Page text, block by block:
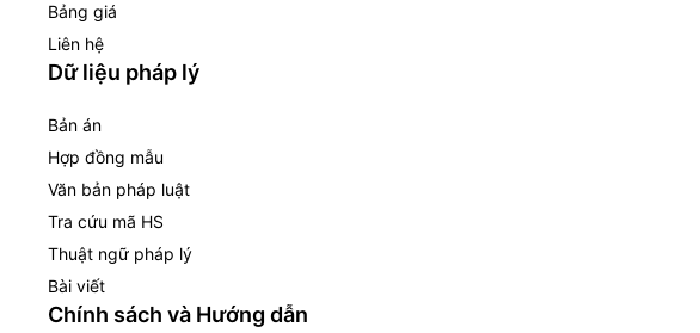
Bảng giá
Liên hệ
Dữ liệu pháp lý
Bản án
Hợp đồng mẫu
Văn bản pháp luật
Tra cứu mã HS
Thuật ngữ pháp lý
Bài viết
Chính sách và Hướng dẫn